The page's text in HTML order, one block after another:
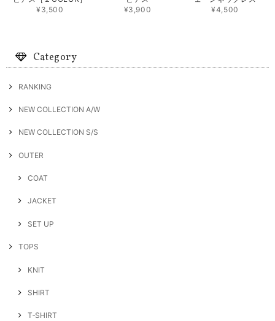
¥3,500
¥3,900
¥4,500
Category
RANKING
NEW COLLECTION A/W
NEW COLLECTION S/S
OUTER
COAT
JACKET
SET UP
TOPS
KNIT
SHIRT
T‐SHIRT